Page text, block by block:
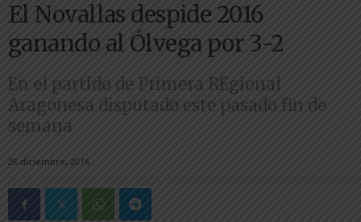
El Novallas despide 2016
ganando al Ólvega por 3-2
En el partido de Primera REgional
Aragonesa disputado este pasado fin de
semana
28 diciembre, 2016